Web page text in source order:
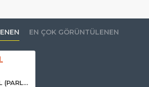
(60% RH) yaklaşık ilk kuruma 6
saat
EN ÇOK GÖRÜNTÜLENEN
Fuller Sprey 0.4L (PARLAK SİYAH)